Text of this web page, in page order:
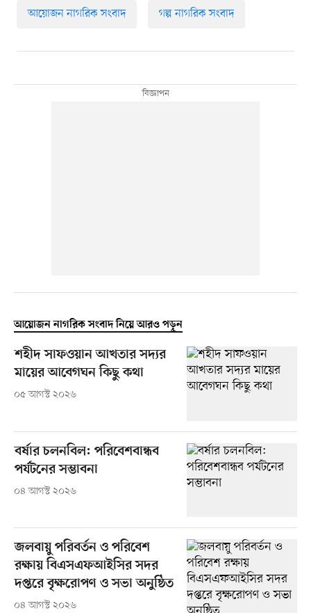
আয়োজন নাগরিক সংবাদ গল্প নাগরিক সংবাদ
আয়োজন নাগরিক সংবাদ নিয়ে আরও পড়ুন
শহীদ সাফওয়ান আখতার সদ্যর
মায়ের আবেগঘন কিছু কথা
০৫ আগস্ট ২০২৬
বর্ষার চলনবিল: পরিবেশবান্ধব
পর্যটনের সম্ভাবনা
০৪ আগস্ট ২০২৬
জলবায়ু পরিবর্তন ও পরিবেশ
রক্ষায় বিএসএফআইসির সদর
দপ্তরে বৃক্ষরোপণ ও সভা অনুষ্ঠিত
০৪ আগস্ট ২০২৬